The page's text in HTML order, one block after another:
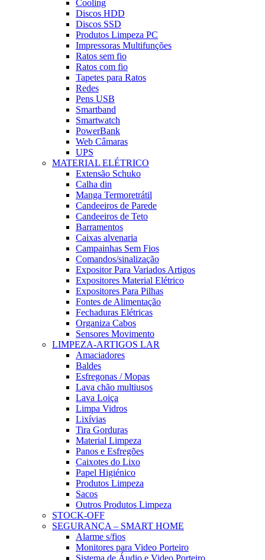
Cooling
Discos HDD
Discos SSD
Produtos Limpeza PC
Impressoras Multifunções
Ratos sem fio
Ratos com fio
Tapetes para Ratos
Redes
Pens USB
Smartband
Smartwatch
PowerBank
Web Câmaras
UPS
MATERIAL ELÉTRICO
Extensão Schuko
Calha din
Manga Termoretrátil
Candeeiros de Parede
Candeeiros de Teto
Barramentos
Caixas alvenaria
Campainhas Sem Fios
Comandos/sinalização
Expositor Para Variados Artigos
Expositores Material Elétrico
Expositores Para Pilhas
Fontes de Alimentação
Fechaduras Elétricas
Organiza Cabos
Sensores Movimento
LIMPEZA-ARTIGOS LAR
Amaciadores
Baldes
Esfregonas / Mopas
Lava chão multiusos
Lava Loiça
Limpa Vidros
Lixívias
Tira Gorduras
Material Limpeza
Panos e Esfregões
Caixotes do Lixo
Papel Higiénico
Produtos Limpeza
Sacos
Outros Produtos Limpeza
STOCK-OFF
SEGURANÇA – SMART HOME
Alarme s/fios
Monitores para Video Porteiro
Sistema de Áudio e Video Porteiro